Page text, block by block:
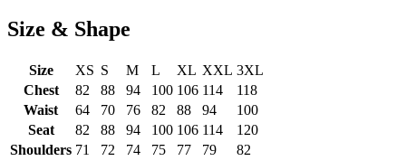
Size & Shape
Size XS S M L XL XXL 3XL
Chest
82 88 94 100 106 114
118
Waist
64 70 76 82 88 94
100
Seat
82 88 94 100 106 114
120
Shoulders 71 72 74 75 77 79
82